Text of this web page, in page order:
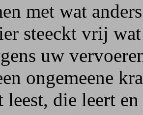
met wat
steeckt vrij
uw
ongemeene
leest, die leert